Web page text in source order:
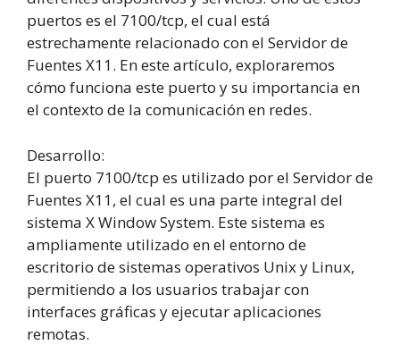
puertos es el 7100/tcp, el cual está
estrechamente relacionado con el Servidor de
Fuentes X11. En este artículo, exploraremos
cómo funciona este puerto y su importancia en
el contexto de la comunicación en redes.
Desarrollo:
El puerto 7100/tcp es utilizado por el Servidor de
Fuentes X11, el cual es una parte integral del
sistema X Window System. Este sistema es
ampliamente utilizado en el entorno de
escritorio de sistemas operativos Unix y Linux,
permitiendo a los usuarios trabajar con
interfaces gráficas y ejecutar aplicaciones
remotas.